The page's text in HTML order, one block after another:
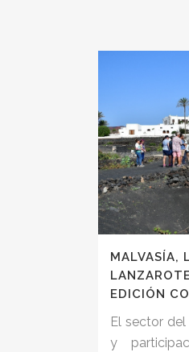
MALVASÍA,
EDICIÓN
El sector
y